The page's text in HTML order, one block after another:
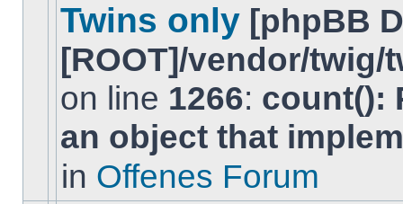
Thema.
gibt
keine
neuen
ungelesenen
Twins only [phpBB
[ROOT]/vendor/
on line 1266: count():
an object that
in Offenes Forum